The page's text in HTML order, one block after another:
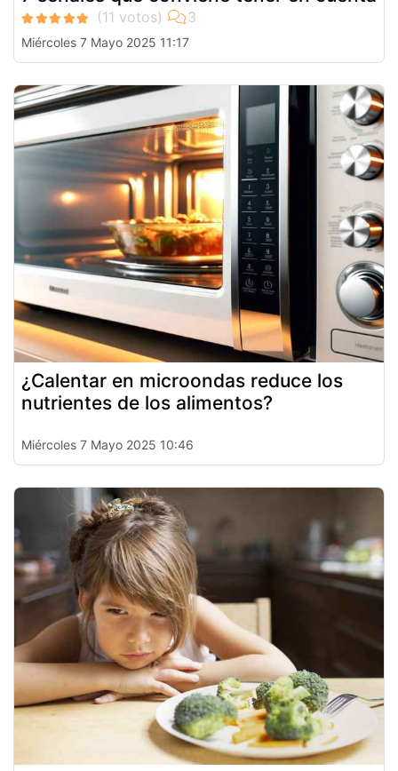
Miércoles 7 Mayo 2025 11:17
¿Calentar en microondas reduce los
nutrientes de los alimentos?
Miércoles 7 Mayo 2025 10:46